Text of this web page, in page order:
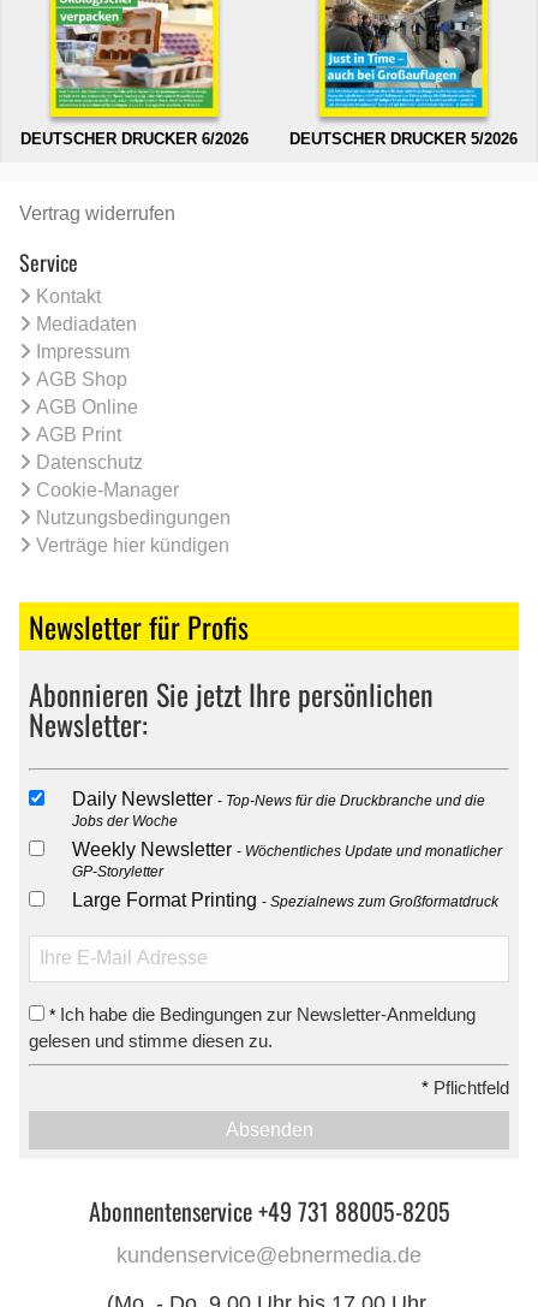
DEUTSCHER DRUCKER 6/2026 DEUTSCHER DRUCKER 5/2026
Vertrag widerrufen
Service
Kontakt
Mediadaten
Impressum
AGB Shop
AGB Online
AGB Print
Datenschutz
Cookie-Manager
Nutzungsbedingungen
Verträge hier kündigen
Newsletter für Profis
Abonnieren Sie jetzt Ihre persönlichen
Newsletter:
Daily Newsletter
Top-News für die Druckbranche und die
Jobs der Woche
Weekly Newsletter
Wöchentliches Update und monatlicher
GP-Storyletter
Large Format Printing Spezialnews zum Großformatdruck
* Ich habe die Bedingungen zur Newsletter-Anmeldung
gelesen und stimme diesen zu.
* Pflichtfeld
Absenden
Abonnentenservice +49 731 88005-8205
kundenservice@ebnermedia.de